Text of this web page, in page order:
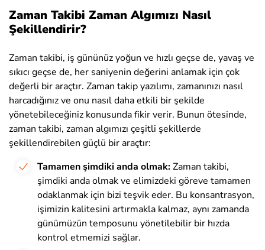
Zaman Takibi Zaman Algımızı Nasıl
Şekillendirir?
Zaman takibi, iş gününüz yoğun ve hızlı geçse de, yavaş ve
sıkıcı geçse de, her saniyenin değerini anlamak için çok
değerli bir araçtır. Zaman takip yazılımı, zamanınızı nasıl
harcadığınız ve onu nasıl daha etkili bir şekilde
yönetebileceğiniz konusunda fikir verir. Bunun ötesinde,
zaman takibi, zaman algımızı çeşitli şekillerde
şekillendirebilen güçlü bir araçtır:
Tamamen şimdiki anda olmak:Zaman takibi,
şimdiki anda olmak ve elimizdeki göreve tamamen
odaklanmak için bizi teşvik eder. Bu konsantrasyon,
işimizin kalitesini artırmakla kalmaz, aynı zamanda
günümüzün temposunu yönetilebilir bir hızda
kontrol etmemizi sağlar.